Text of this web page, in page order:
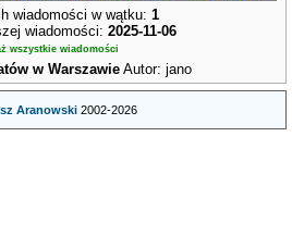
wiadomości w wątku: 1
wiadomości: 2025-11-06
wszystkie wiadomości
w Warszawie Autor: jano
Aranowski2002-2026